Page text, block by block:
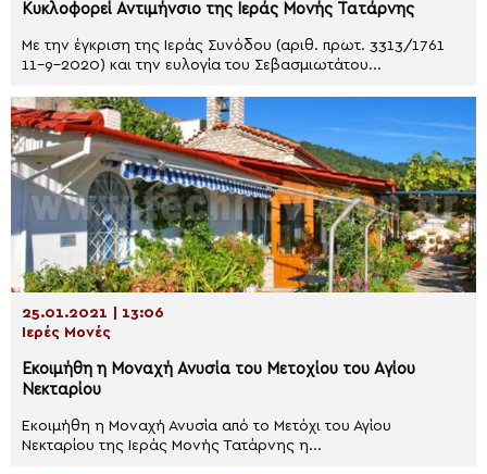
Κυκλοφορεί Αντιμήνσιο της Ιεράς Μονής Τατάρνης
Με την έγκριση της Ιεράς Συνόδου (αριθ. πρωτ. 3313/1761
11-9-2020) και την ευλογία του Σεβασμιωτάτου...
25.01.2021 | 13:06
Ιερές Μονές
Εκοιμήθη η Μοναχή Ανυσία του Μετοχίου του Αγίου
Νεκταρίου
Εκοιμήθη η Μοναχή Ανυσία από το Μετόχι του Αγίου
Νεκταρίου της Ιεράς Μονής Τατάρνης η...